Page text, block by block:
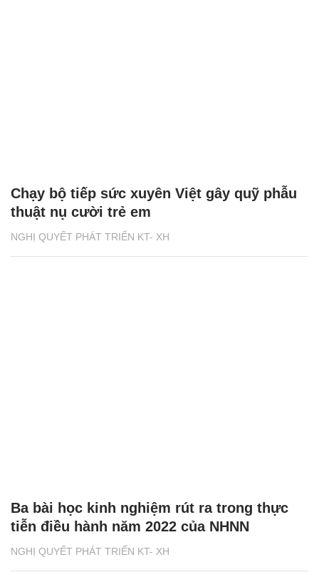
NGHỊ QUYẾT PHÁT TRIỂN KT- XH
Chạy bộ tiếp sức xuyên Việt gây quỹ phẫu
thuật nụ cười trẻ em
NGHỊ QUYẾT PHÁT TRIỂN KT- XH
Ba bài học kinh nghiệm rút ra trong thực
tiễn điều hành năm 2022 của NHNN